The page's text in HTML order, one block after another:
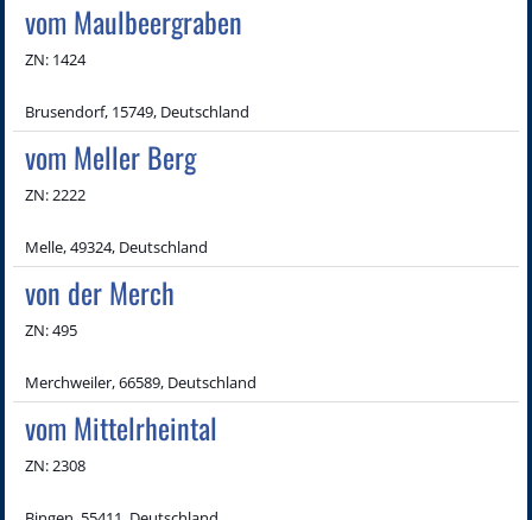
vom Maulbeergraben
ZN: 1424
Brusendorf, 15749, Deutschland
vom Meller Berg
ZN: 2222
Melle, 49324, Deutschland
von der Merch
ZN: 495
Merchweiler, 66589, Deutschland
vom Mittelrheintal
ZN: 2308